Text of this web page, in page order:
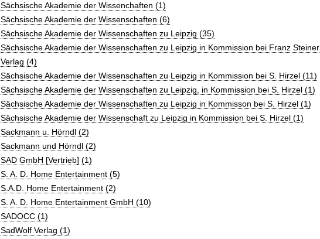
Sächsische Akademie der Wissenchaften (1)
Sächsische Akademie der Wissenschaften (6)
Sächsische Akademie der Wissenschaften zu Leipzig (35)
Sächsische Akademie der Wissenschaften zu Leipzig in Kommission bei Franz Steiner
Verlag (4)
Sächsische Akademie der Wissenschaften zu Leipzig in Kommission bei S. Hirzel (11)
Sächsische Akademie der Wissenschaften zu Leipzig, in Kommission bei S. Hirzel (1)
Sächsische Akademie der Wissenschaften zu Leipzig in Kommisson bei S. Hirzel (1)
Sächsische Akademie der Wissenschaft zu Leipzig in Kommission bei S. Hirzel (1)
Sackmann u. Hörndl (2)
Sackmann und Hörndl (2)
SAD GmbH [Vertrieb] (1)
S. A. D. Home Entertainment (5)
S.A.D. Home Entertainment (2)
S. A. D. Home Entertainment GmbH (10)
SADOCC (1)
SadWolf Verlag (1)